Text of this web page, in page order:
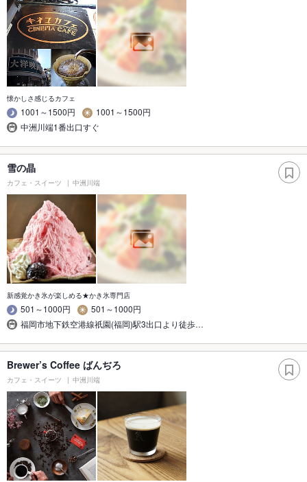
懐かしさ感じるカフェ
1001～1500円
1001～1500円
中洲川端1番出口すぐ
雪の晶
カフェ・スイーツ 中洲川端
新感覚かき氷が楽しめる★かき氷専門店
501～1000円
501～1000円
福岡市地下鉄空港線祇園(福岡)駅3出口より徒歩…
Brewer’s Coffee ばんぢろ
カフェ・スイーツ 中洲川端